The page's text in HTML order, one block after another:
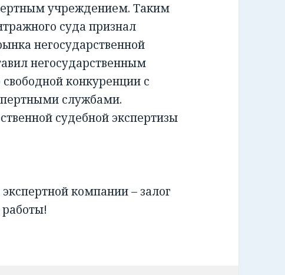
учреждением. Таким
суда признал
негосударственной
негосударственным
конкуренции с
службами.
судебной экспертизы
компании – залог